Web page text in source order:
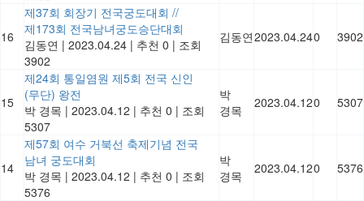
16
제37회 회장기 전국궁도대회 //
제173회 전국남녀궁도승단대회
김동연 | 2023.04.24 | 추천 0 | 조회
3902
김동연2023.04.240 3902
15
제24회 통일염원 제5회 전국 신인
(무단) 왕전
박 경목 | 2023.04.12 | 추천 0 | 조회
5307
박
경목
2023.04.120 5307
14
제57회 여수 거북선 축제기념 전국
남녀 궁도대회
박 경목 | 2023.04.12 | 추천 0 | 조회
5376
박
경목
2023.04.120 5376